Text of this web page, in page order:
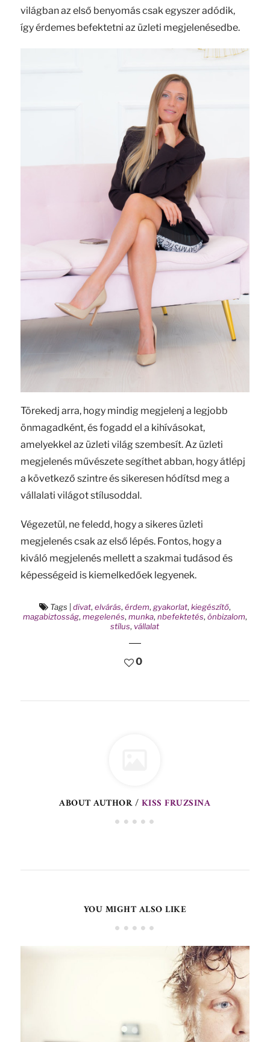
világban az első benyomás csak egyszer adódik,
így érdemes befektetni az üzleti megjelenésedbe.
Törekedj arra, hogy mindig megjelenj a legjobb
önmagadként, és fogadd el a kihívásokat,
amelyekkel az üzleti világ szembesít. Az üzleti
megjelenés művészete segíthet abban, hogy átlépj
a következő szintre és sikeresen hódítsd meg a
vállalati világot stílusoddal.
Végezetül, ne feledd, hogy a sikeres üzleti
megjelenés csak az első lépés. Fontos, hogy a
kiváló megjelenés mellett a szakmai tudásod és
képességeid is kiemelkedőek legyenek.
Tags divat, elvárás, érdem, gyakorlat, kiegészítő,
magabiztosság, megelenés, munka, nbefektetés, önbizalom,
stílus, vállalat
0
ABOUT AUTHOR /KISS FRUZSINA
YOU MIGHT ALSO LIKE